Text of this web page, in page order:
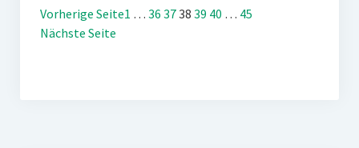
Vorherige Seite1 … 36 3738 39 40 … 45
Nächste Seite